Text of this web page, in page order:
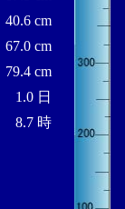
40.6 cm
67.0 cm
79.4 cm
1.0 日
8.7 時